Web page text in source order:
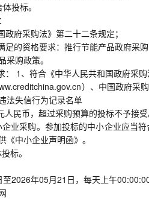
投标。
府采购法》第二十二条规定；
足的资格要求：推行节能产品政府采
采购政策。
： 1、符合《中华人民共和国政府采
）、中国政府
法失信行为记录名单
人民币，超过采购预算的投标不予接受
业采购。参加投标的中小企业应当
《中小企业声明函》。
标。
2026年05月21日，每天上午